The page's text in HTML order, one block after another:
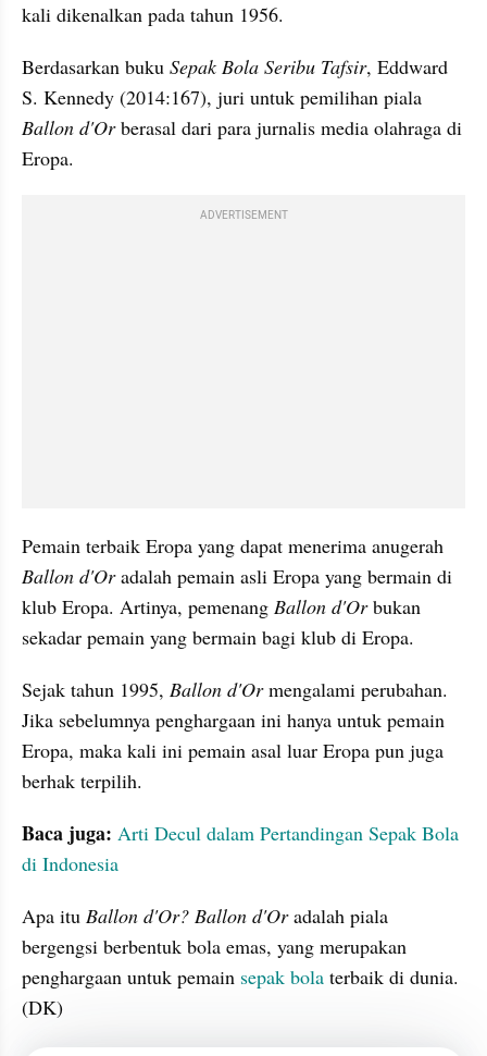
kali dikenalkan pada tahun 1956.
Berdasarkan buku Sepak Bola Seribu Tafsir, Eddward
Ballon d'Or berasal dari para jurnalis media olahraga di
Eropa.
ADVERTISEMENT
Ballon d'Or adalah pemain asli Eropa yang bermain di
klub Eropa. Artinya, pemenang Ballon d'Or bukan
sekadar pemain yang bermain bagi klub di Eropa.
Sejak tahun 1995, Ballon d'Or mengalami perubahan.
Jika sebelumnya penghargaan ini hanya untuk pemain
Eropa, maka kali ini pemain asal luar Eropa pun juga
berhak terpilih.
Baca juga: Arti Decul dalam Pertandingan Sepak Bola
di Indonesia
Apa itu Ballon d'Or? Ballon d'Or adalah piala
bergengsi berbentuk bola emas, yang merupakan
penghargaan untuk pemain sepak bola terbaik di dunia.
(DK)